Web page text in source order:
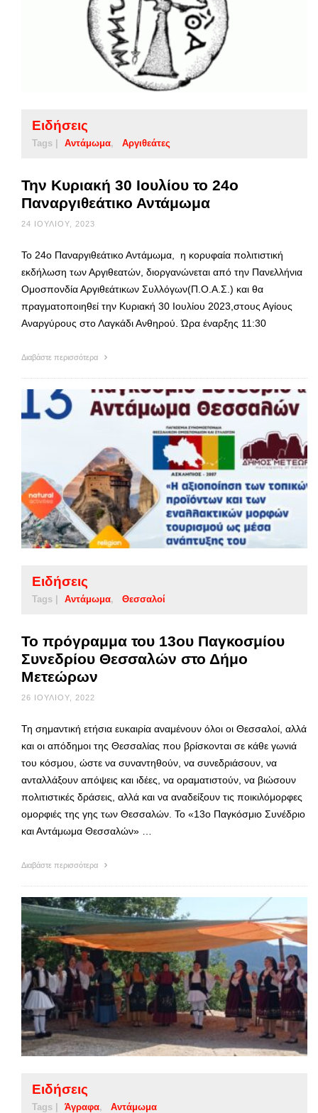
Ειδήσεις
Tags | Αντάμωμα Αργιθεάτες
Την Κυριακή 30 Ιουλίου το 24ο
Παναργιθεάτικο Αντάμωμα
24 ΙΟΥΛΊΟΥ, 2023
Το 24ο Παναργιθεάτικο Αντάμωμα, η κορυφαία πολιτιστική
εκδήλωση των Αργιθεατών, διοργανώνεται από την Πανελλήνια
Ομοσπονδία Αργιθεάτικων Συλλόγων(Π.Ο.Α.Σ.) και θα
πραγματοποιηθεί την Κυριακή 30 Ιουλίου 2023,στους Αγίους
Αναργύρους στο Λαγκάδι Ανθηρού. Ώρα έναρξης 11:30
Διαβάστε περισσότερα
Ειδήσεις
Tags | Αντάμωμα Θεσσαλοί
Το πρόγραμμα του 13ου Παγκοσμίου
Συνεδρίου Θεσσαλών στο Δήμο
Μετεώρων
26 ΙΟΥΛΊΟΥ, 2022
Τη σημαντική ετήσια ευκαιρία αναμένουν όλοι οι Θεσσαλοί, αλλά
και οι απόδημοι της Θεσσαλίας που βρίσκονται σε κάθε γωνιά
του κόσμου, ώστε να συναντηθούν, να συνεδριάσουν, να
ανταλλάξουν απόψεις και ιδέες, να οραματιστούν, να βιώσουν
πολιτιστικές δράσεις, αλλά και να αναδείξουν τις ποικιλόμορφες
ομορφιές της γης των Θεσσαλών. Το «13ο Παγκόσμιο Συνέδριο
και Αντάμωμα Θεσσαλών» …
Διαβάστε περισσότερα
Ειδήσεις
Tags | Άγραφα Αντάμωμα